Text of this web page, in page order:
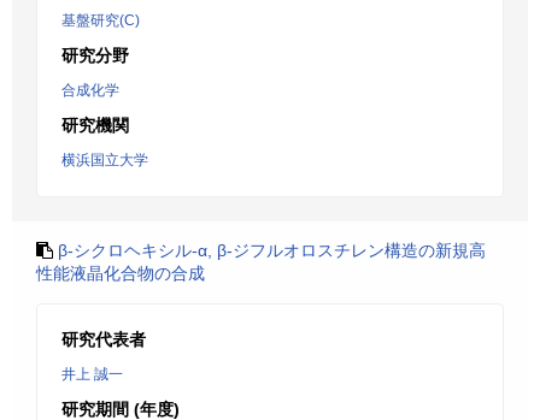
基盤研究(C)
研究分野
合成化学
研究機関
横浜国立大学
β-シクロヘキシル-α, β-ジフルオロスチレン構造の新規高
性能液晶化合物の合成
研究代表者
井上 誠一
研究期間 (年度)